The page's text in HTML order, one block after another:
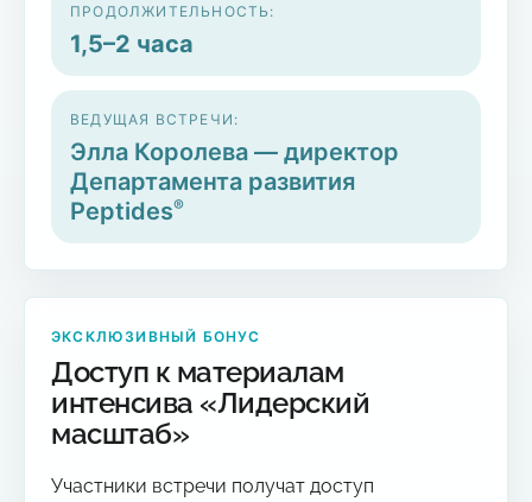
ПРОДОЛЖИТЕЛЬНОСТЬ:
1,5–2 часа
ВЕДУЩАЯ ВСТРЕЧИ:
Элла Королева — директор
Департамента развития
Peptides®
ЭКСКЛЮЗИВНЫЙ БОНУС
Доступ к материалам
интенсива «Лидерский
масштаб»
Участники встречи получат доступ